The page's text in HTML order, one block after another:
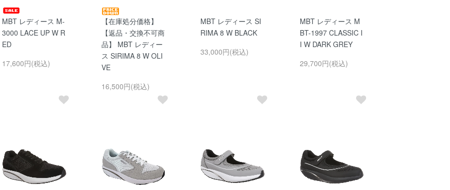
MBT レディース M-
3000 LACE UP W R
ED
17,600円(税込)
【在庫処分価格】
【返品・交換不可商
品】 MBT レディー
ス SIRIMA 8 W OLI
VE
16,500円(税込)
MBT レディース SI
RIMA 8 W BLACK
33,000円(税込)
MBT レディース M
BT-1997 CLASSIC I
I W DARK GREY
29,700円(税込)